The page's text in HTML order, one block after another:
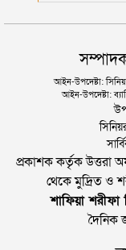
আইন-উপদেষ্টা:
আইন-উপদেষ্টা:
প্রকাশক কর্তৃক উত্তরা
থেকে মুদ্রিত ও
শাফিয়া শরীফা
দৈনিক